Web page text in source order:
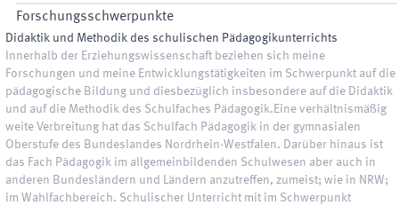
Forschungsschwerpunkte
Didaktik und Methodik des schulischen Pädagogikunterrichts
Innerhalb der Erziehungswissenschaft beziehen sich meine
Forschungen und meine Entwicklungstätigkeiten im Schwerpunkt auf die
pädagogische Bildung und diesbezüglich insbesondere auf die Didaktik
und auf die Methodik des Schulfaches Pädagogik.Eine verhältnismäßig
weite Verbreitung hat das Schulfach Pädagogik in der gymnasialen
Oberstufe des Bundeslandes Nordrhein-Westfalen. Darüber hinaus ist
das Fach Pädagogik im allgemeinbildenden Schulwesen aber auch in
anderen Bundesländern und Ländern anzutreffen, zumeist; wie in NRW;
im Wahlfachbereich. Schulischer Unterricht mit im Schwerpunkt